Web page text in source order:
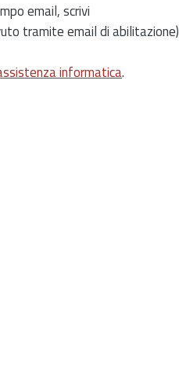
email, scrivi
tramite email di abilitazione)
informatica.